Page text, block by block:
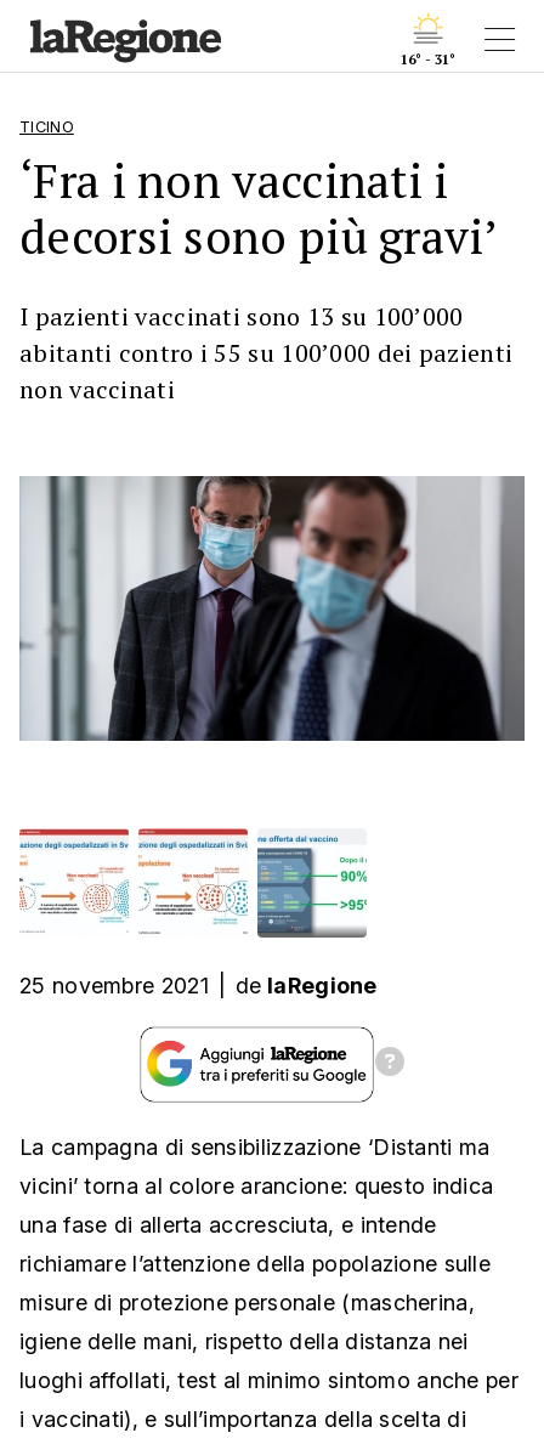
16° - 31°
TICINO
‘Fra i non vaccinati i
decorsi sono più gravi’
I pazienti vaccinati sono 13 su 100’000
abitanti contro i 55 su 100’000 dei pazienti
non vaccinati
25 novembre 2021 de laRegione
La campagna di sensibilizzazione ‘Distanti ma
vicini’ torna al colore arancione: questo indica
una fase di allerta accresciuta, e intende
richiamare l’attenzione della popolazione sulle
misure di protezione personale (mascherina,
igiene delle mani, rispetto della distanza nei
luoghi affollati, test al minimo sintomo anche per
i vaccinati), e sull’importanza della scelta di